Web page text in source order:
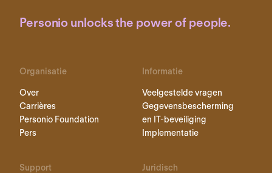
Personio unlocks the power of people.
Organisatie
Over
Carrières
Personio Foundation
Pers
Informatie
Veelgestelde vragen
Gegevensbescherming
en IT-beveiliging
Implementatie
Support Juridisch